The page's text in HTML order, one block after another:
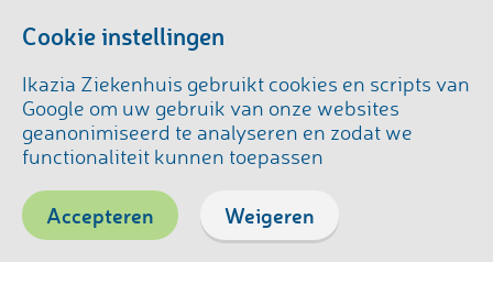
Cookie instellingen
Ikazia Ziekenhuis gebruikt cookies en scripts van
Google om uw gebruik van onze websites
geanonimiseerd te analyseren en zodat we
functionaliteit kunnen toepassen
Accepteren Weigeren